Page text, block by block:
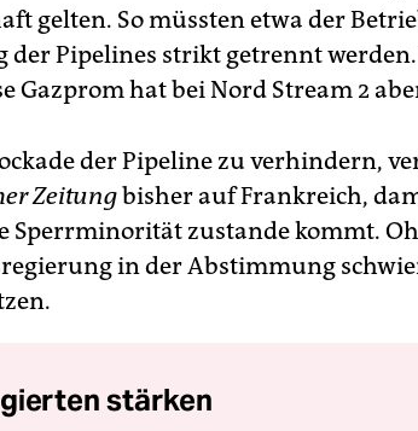
gelten. So müssten etwa der
der Pipelines strikt getrennt
Gazprom hat bei Nord Stream 2
der Pipeline zu verhindern,
Zeitungbisher auf Frankreich,
Sperrminorität zustande kommt.
in der Abstimmung
stärken